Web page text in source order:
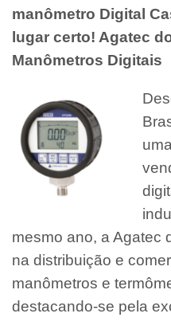
manômetro Digital
lugar certo! Agatec
Manômetros Digitais
mesmo ano, a Agatec
na distribuição e
manômetros e
destacando-se pela